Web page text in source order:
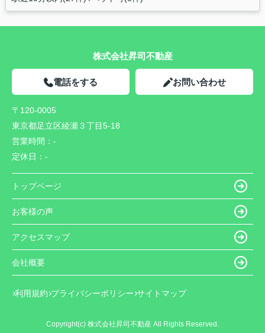
株式会社昇司不動産
電話をする お問い合わせ
〒120-0005
東京都足立区綾瀬３丁目5-18
営業時間： -
定休日： -
トップページ
お客様の声
アクセスマップ
会社概要
利用規約 プライバシーポリシー サイトマップ
Copyright(c) 株式会社昇司不動産 All Rights Reserved.